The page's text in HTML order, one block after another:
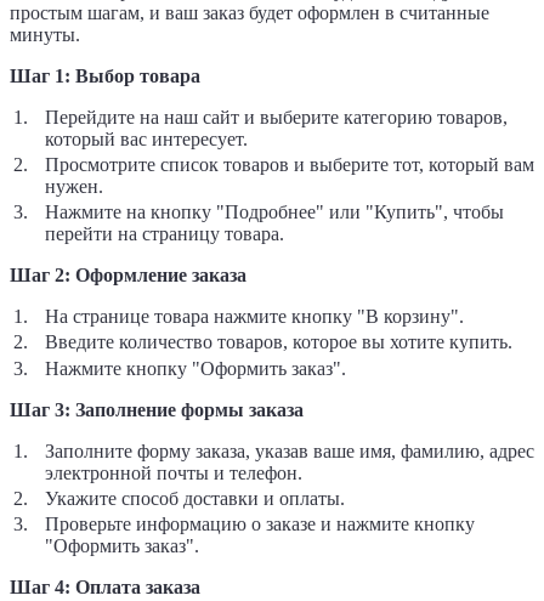
простым шагам, и ваш заказ будет оформлен в считанные
минуты.
Шаг 1: Выбор товара
Перейдите на наш сайт и выберите категорию товаров,
который вас интересует.
Просмотрите список товаров и выберите тот, который вам
нужен.
Нажмите на кнопку "Подробнее" или "Купить", чтобы
перейти на страницу товара.
Шаг 2: Оформление заказа
На странице товара нажмите кнопку "В корзину".
Введите количество товаров, которое вы хотите купить.
Нажмите кнопку "Оформить заказ".
Шаг 3: Заполнение формы заказа
Заполните форму заказа, указав ваше имя, фамилию, адрес
электронной почты и телефон.
Укажите способ доставки и оплаты.
Проверьте информацию о заказе и нажмите кнопку
"Оформить заказ".
Шаг 4: Оплата заказа